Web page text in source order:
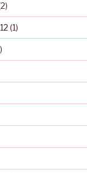
(1)